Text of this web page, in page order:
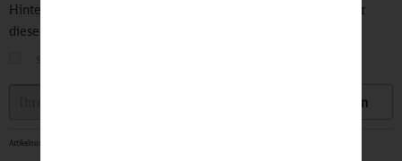
Hinterlegen Sie Ihre Email Adresse und bleiben Sie stets über
diesen Artikel informiert.
Speichern
Artikelnummer: